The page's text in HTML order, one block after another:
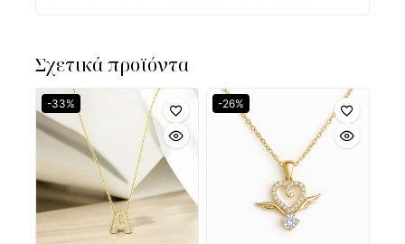
Σχετικά προϊόντα
-33% -26%